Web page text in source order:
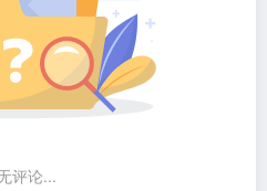
评论...